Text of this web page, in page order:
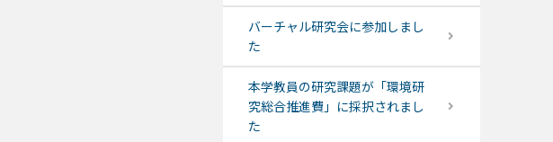
バーチャル研究会に参加しまし
た
本学教員の研究課題が「環境研
究総合推進費」に採択されまし
た